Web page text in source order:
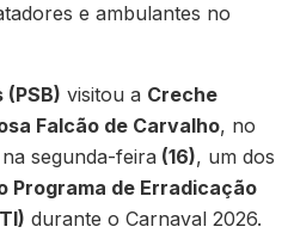
e ambulantes no
(PSB) visitou a Creche
Falcão de Carvalho, no
segunda-feira (16), um dos
Programa de Erradicação
durante o Carnaval 2026.